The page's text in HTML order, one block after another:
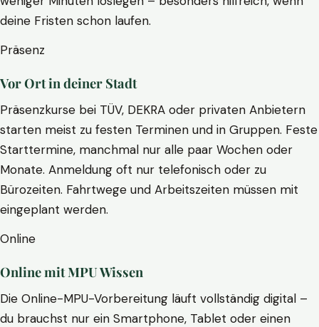
deine Fristen schon laufen.
Präsenz
Vor Ort in deiner Stadt
Präsenzkurse bei TÜV, DEKRA oder privaten Anbietern
starten meist zu festen Terminen und in Gruppen. Feste
Starttermine, manchmal nur alle paar Wochen oder
Monate. Anmeldung oft nur telefonisch oder zu
Bürozeiten. Fahrtwege und Arbeitszeiten müssen mit
eingeplant werden.
Online
Online mit MPU Wissen
Die Online-MPU-Vorbereitung läuft vollständig digital –
du brauchst nur ein Smartphone, Tablet oder einen